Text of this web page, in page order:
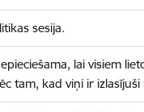
sesija.
lai visiem
tam, kad viņi ir